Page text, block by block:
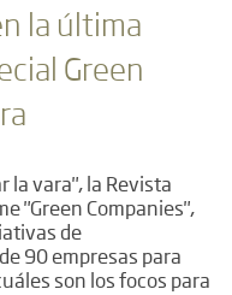
la última
Green
la vara", la Revista
"Green Companies",
de
90 empresas para
son los focos para